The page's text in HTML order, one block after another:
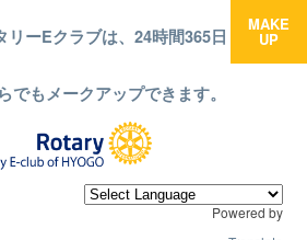
リーEクラブは、24時間365日
でもメークアップできます。
MAKE
UP
Powered by